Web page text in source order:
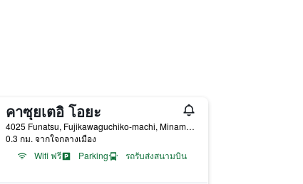
คาซุยเตอิ โอยะ
4025 Funatsu, Fujikawaguchiko-machi, Minamitsuru-gun, ฟูจิคาวากูชิโกะ, ญี่ปุ่น
0.3 กม. จากใจกลางเมือง
Wifi ฟรี
Parking รถรับส่งสนามบิน